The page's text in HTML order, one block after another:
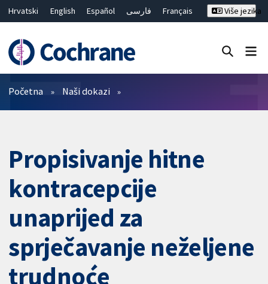
Hrvatski English Español فارسی
Français
繁體中文
简体中文
Više jezika
Prečistači
Početna Naši dokazi
Propisivanje hitne
kontracepcije
unaprijed za
sprječavanje neželjene
trudnoće